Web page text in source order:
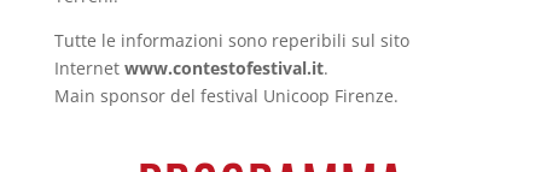
Tutte le informazioni sono reperibili sul sito
Internet www.contestofestival.it.
Main sponsor del festival Unicoop Firenze.